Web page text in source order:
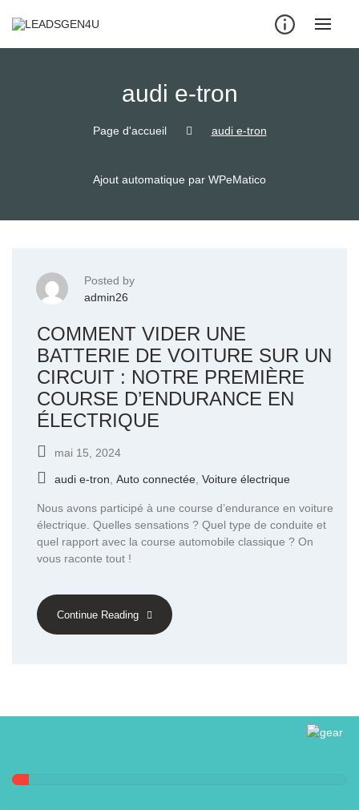
audi e-tron
Page d'accueil audi e-tron
Ajout automatique par WPeMatico
Posted by
admin26
COMMENT VIDER UNE
BATTERIE DE VOITURE SUR UN
CIRCUIT : NOTRE PREMIÈRE
COURSE D’ENDURANCE EN
ÉLECTRIQUE
mai 15, 2024
audi e-tron Auto connectée Voiture électrique
Nous avons participé à une course d’endurance en voiture
électrique. Quelles sensations ? Quel type de conduite et
quel rapport avec la course automobile classique ? On
vous raconte tout !
Continue Reading